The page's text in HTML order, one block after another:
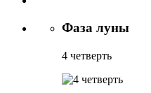
Фаза луны
4 четверть